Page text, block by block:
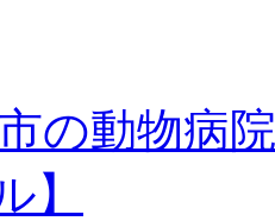
の動物病
】